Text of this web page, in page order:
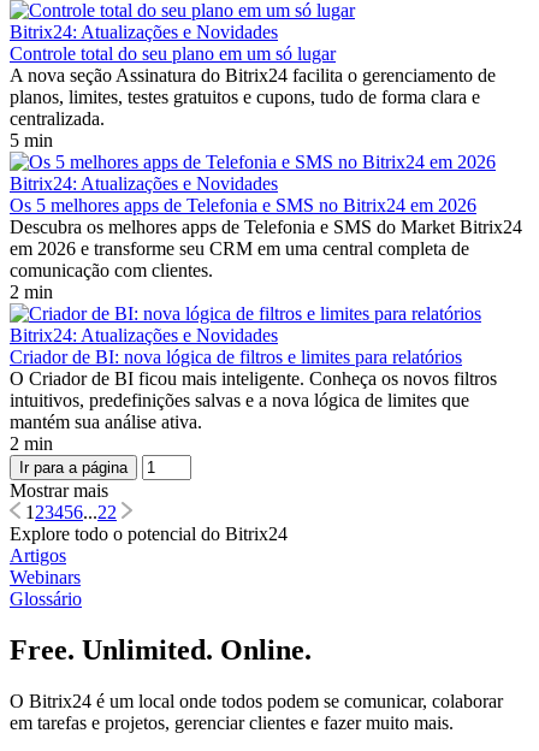
Bitrix24: Atualizações e Novidades
Controle total do seu plano em um só lugar
A nova seção Assinatura do Bitrix24 facilita o gerenciamento de
planos, limites, testes gratuitos e cupons, tudo de forma clara e
centralizada.
5 min
Bitrix24: Atualizações e Novidades
Os 5 melhores apps de Telefonia e SMS no Bitrix24 em 2026
Descubra os melhores apps de Telefonia e SMS do Market Bitrix24
em 2026 e transforme seu CRM em uma central completa de
comunicação com clientes.
2 min
Bitrix24: Atualizações e Novidades
Criador de BI: nova lógica de filtros e limites para relatórios
O Criador de BI ficou mais inteligente. Conheça os novos filtros
intuitivos, predefinições salvas e a nova lógica de limites que
mantém sua análise ativa.
2 min
Ir para a página
Mostrar mais
1 23456...22
Explore todo o potencial do Bitrix24
Artigos
Webinars
Glossário
Free. Unlimited. Online.
O Bitrix24 é um local onde todos podem se comunicar, colaborar
em tarefas e projetos, gerenciar clientes e fazer muito mais.